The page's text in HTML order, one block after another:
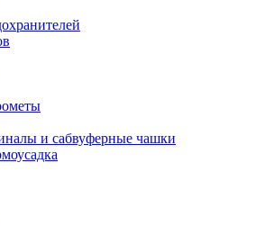
и сабвуферные чашки